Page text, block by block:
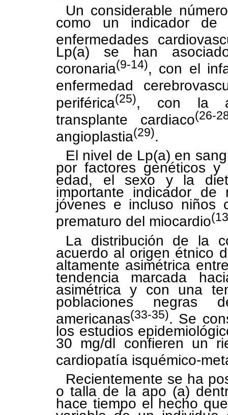
Un considerable
como un indicador de
enfermedades
Lp(a) se han
coronaria(9-14), con el
enfermedad
periférica(25), con la
transplante cardiaco(26-
angioplastia(29).
El nivel de Lp(a) en
por factores genéticos
edad, el sexo y la
importante indicador de
jóvenes e incluso niños
prematuro del miocardio
La distribución de la
acuerdo al origen étnico
altamente asimétrica
tendencia marcada
asimétrica y con una
poblaciones
americanas(33-35). Se
los estudios
30 mg/dl confieren un
cardiopatía isquémico-
Recientemente se ha
o talla de la apo (a)
hace tiempo el hecho